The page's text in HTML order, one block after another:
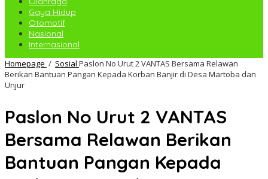
Gaya Hidup
Otomotif
Nasional
Internasional
Homepage / Sosial Paslon No Urut 2 VANTAS Bersama Relawan
Berikan Bantuan Pangan Kepada Korban Banjir di Desa Martoba dan
Unjur
Paslon No Urut 2 VANTAS
Bersama Relawan Berikan
Bantuan Pangan Kepada